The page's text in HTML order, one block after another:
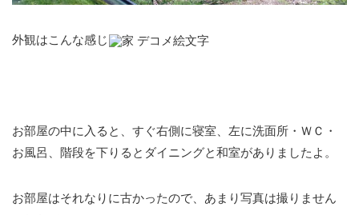
外観はこんな感じ
お部屋の中に入ると、すぐ右側に寝室、左に洗面所・ＷＣ・
お風呂、階段を下りるとダイニングと和室がありましたよ。
お部屋はそれなりに古かったので、あまり写真は撮りません